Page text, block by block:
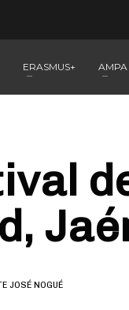
ERASMUS+ AMPA
JOSÉ NOGUÉ